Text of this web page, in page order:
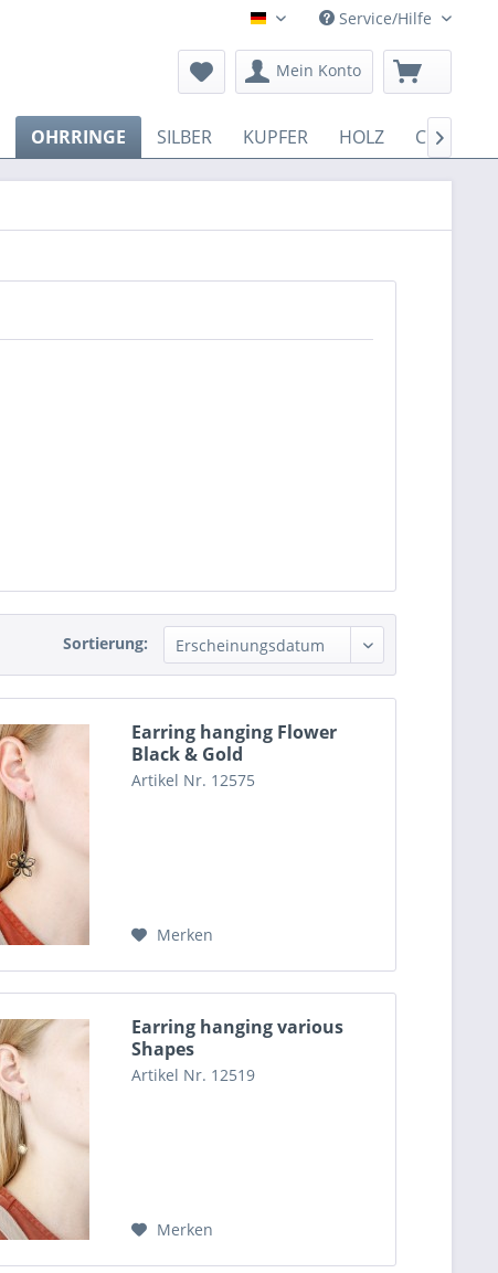
Deutsch Service/Hilfe
Mein Konto
OHRRINGE SILBER KUPFER HOLZ COTTON

Sortierung:
Earring hanging Flower
Black & Gold
Artikel Nr. 12575
Merken
Earring hanging various
Shapes
Artikel Nr. 12519
Merken